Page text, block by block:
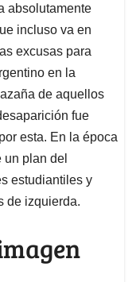
absolutamente
incluso va en
excusas para
en la
de aquellos
fue
esta. En la época
plan del
estudiantiles y
de izquierda.